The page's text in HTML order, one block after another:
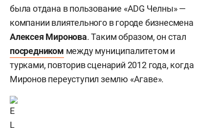
была отдана в пользование «ADG Челны» —
компании влиятельного в городе бизнесмена
Алексея Миронова. Таким образом, он стал
посредником между муниципалитетом и
турками, повторив сценарий 2012 года, когда
Миронов переуступил землю «Агаве».